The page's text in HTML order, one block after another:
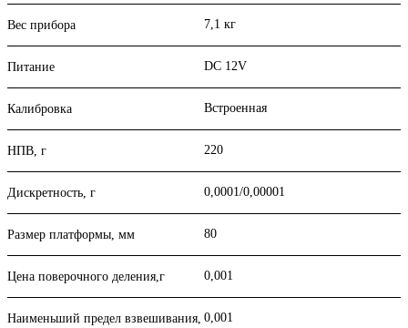
Вес прибора 7,1 кг
Питание DC 12V
Калибровка Встроенная
НПВ, г 220
Дискретность, г 0,0001/0,00001
Размер платформы, мм 80
Цена поверочного деления,г 0,001
Наименьший предел взвешивания, 0,001